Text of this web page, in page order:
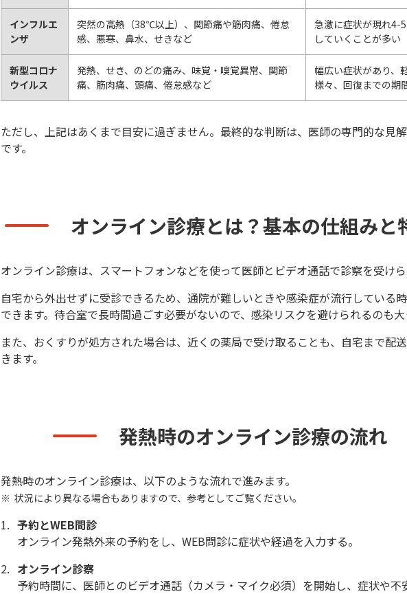
インフルエ
ンザ
突然の高熱（38℃以上）、関節痛や筋肉痛、倦怠
感、悪寒、鼻水、せきなど
急激に症状が現れ4-
していくことが多い
新型コロナ
ウイルス
発熱、せき、のどの痛み、味覚・嗅覚異常、関節
痛、筋肉痛、頭痛、倦怠感など
幅広い症状があり、
様々、回復までの期
ただし、上記はあくまで目安に過ぎません。最終的な判断は、医師の専門的な見
です。
オンライン診療とは？基本の仕組みと
オンライン診療は、スマートフォンなどを使って医師とビデオ通話で診察を受け
自宅から外出せずに受診できるため、通院が難しいときや感染症が流行している
できます。待合室で長時間過ごす必要がないので、感染リスクを避けられるのも
また、おくすりが処方された場合は、近くの薬局で受け取ることも、自宅まで配
きます。
発熱時のオンライン診療の流れ
発熱時のオンライン診療は、以下のような流れで進みます。
状況により異なる場合もありますので、参考としてご覧ください。
予約とWEB問診
オンライン発熱外来の予約をし、WEB問診に症状や経過を入力する。
オンライン診察
予約時間に、医師とのビデオ通話（カメラ・マイク必須）を開始し、症状や不